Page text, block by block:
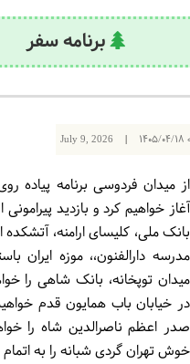
برنامه سفر
July 9, 2026 | 1405/04/18
از میدان فردوسی برنامه پیاده
آغاز خواهیم کرد و بازدید پیرامونی
بانک ملی، کلیسای ارامنه، آتشکده
مدرسه دارالفنون،، موزه ایران
میدان توپخانه، بانک شاهی را
در خیابان باب همایون قدم
صدر اعظم ناصرالدین شاه را
خوش تهران گردی شبانه را به